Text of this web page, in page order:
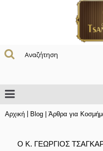
Αρχική Blog | Άρθρα για
O Κ. ΓΕΏΡΓΙΟΣ